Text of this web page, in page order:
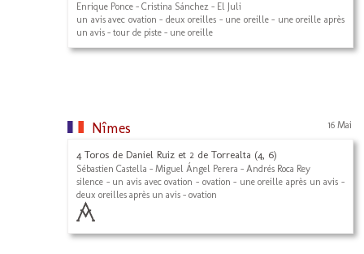
Enrique Ponce - Cristina Sánchez - El Juli
un avis avec ovation - deux oreilles - une oreille - une oreille après
un avis - tour de piste - une oreille
Nîmes 16 Mai
4 Toros de Daniel Ruiz et 2 de Torrealta (4, 6)
Sébastien Castella - Miguel Ángel Perera - Andrés Roca Rey
silence - un avis avec ovation - ovation - une oreille après un avis -
deux oreilles après un avis - ovation